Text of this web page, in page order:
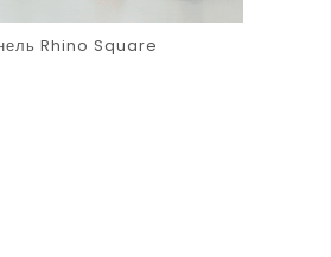
Rhino Square